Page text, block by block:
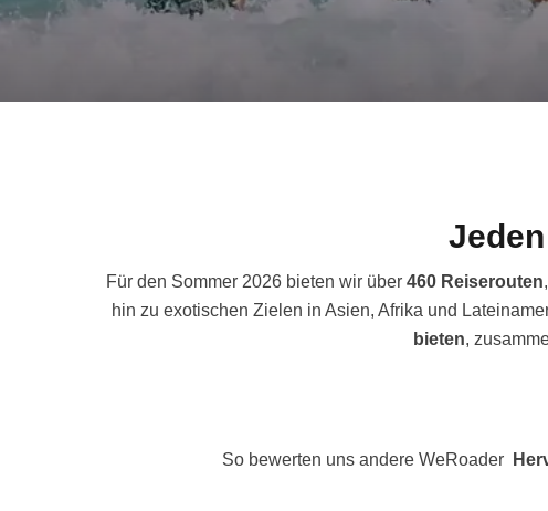
Für den Sommer 2026 bieten wir über 460 Reiserouten
hin zu exotischen Zielen in Asien, Afrika und
bieten,
So bewerten uns andere WeRoader